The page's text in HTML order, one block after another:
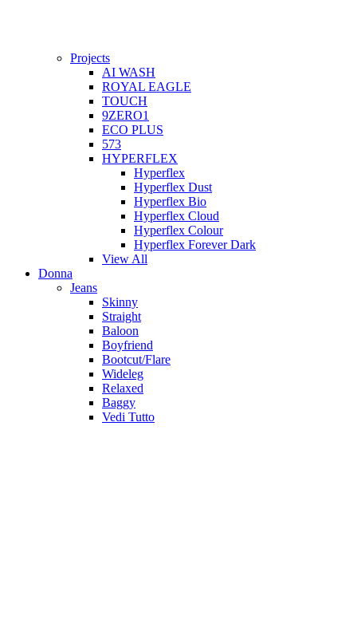
Projects
AI WASH
ROYAL EAGLE
TOUCH
9ZERO1
ECO PLUS
573
HYPERFLEX
Hyperflex
Hyperflex Dust
Hyperflex Bio
Hyperflex Cloud
Hyperflex Colour
Hyperflex Forever Dark
View All
Donna
Jeans
Skinny
Straight
Baloon
Boyfriend
Bootcut/Flare
Wideleg
Relaxed
Baggy
Vedi Tutto